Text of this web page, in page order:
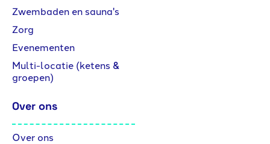
Zwembaden en sauna's
Zorg
Evenementen
Multi-locatie (ketens &
groepen)
Over ons
Over ons